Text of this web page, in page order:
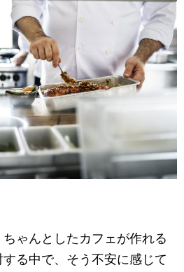
ちゃんとしたカフェが作れる
る中で、そう不安に感じて